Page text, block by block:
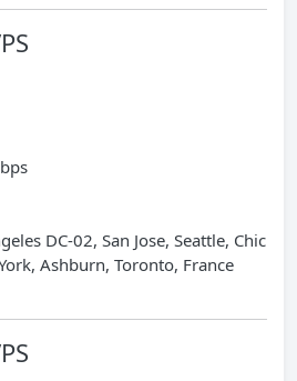
DC-02, San Jose, Seattle, Chic
Ashburn, Toronto, France